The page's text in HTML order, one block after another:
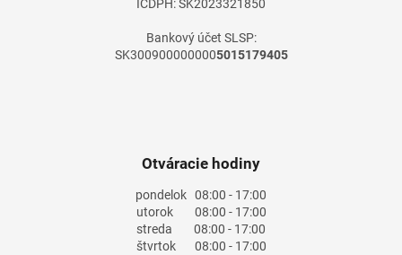
IČDPH: SK2023321850
Bankový účet SLSP:
SK3009000000005015179405
Otváracie hodiny
pondelok 08:00 - 17:00
utorok08:00 - 17:00
streda 08:00 - 17:00
štvrtok08:00 - 17:00